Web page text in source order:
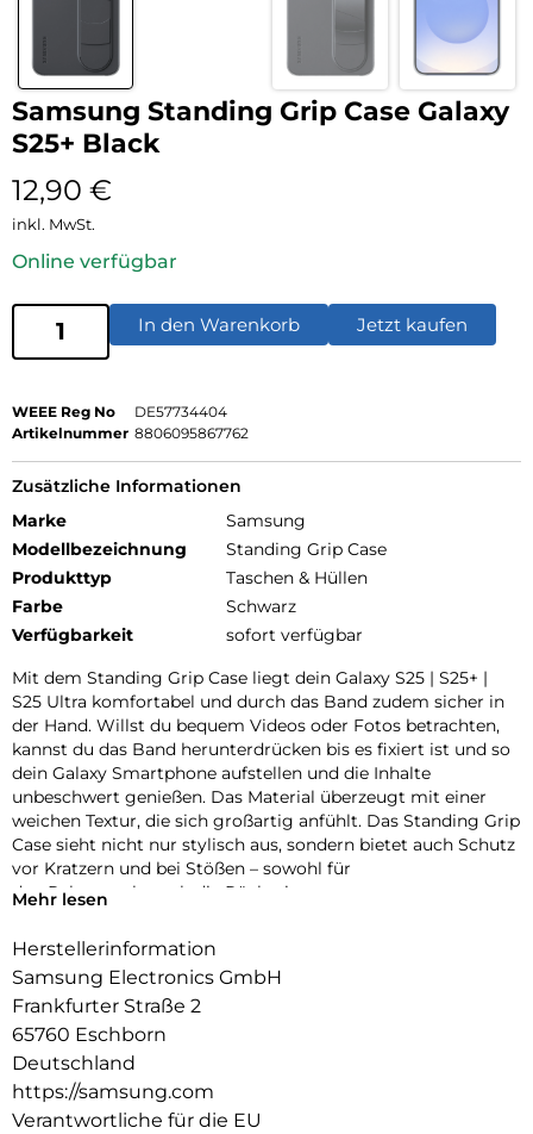
Samsung Standing Grip Case Galaxy
S25+ Black
12,90 €
inkl. MwSt.
Online verfügbar
In den Warenkorb Jetzt kaufen
WEEE Reg No
DE57734404
Artikelnummer 8806095867762
Zusätzliche Informationen
Marke
Samsung
Modellbezeichnung
Standing Grip Case
Produkttyp
Taschen & Hüllen
Farbe
Schwarz
Verfügbarkeit
sofort verfügbar
Mit dem Standing Grip Case liegt dein Galaxy S25 | S25+ |
S25 Ultra komfortabel und durch das Band zudem sicher in
der Hand. Willst du bequem Videos oder Fotos betrachten,
kannst du das Band herunterdrücken bis es fixiert ist und so
dein Galaxy Smartphone aufstellen und die Inhalte
unbeschwert genießen. Das Material überzeugt mit einer
weichen Textur, die sich großartig anfühlt. Das Standing Grip
Case sieht nicht nur stylisch aus, sondern bietet auch Schutz
vor Kratzern und bei Stößen – sowohl für
den Rahmen als auch die Rückseite.
Mehr lesen
Herstellerinformation
Samsung Electronics GmbH
Frankfurter Straße 2
65760 Eschborn
Deutschland
https://samsung.com
Verantwortliche für die EU